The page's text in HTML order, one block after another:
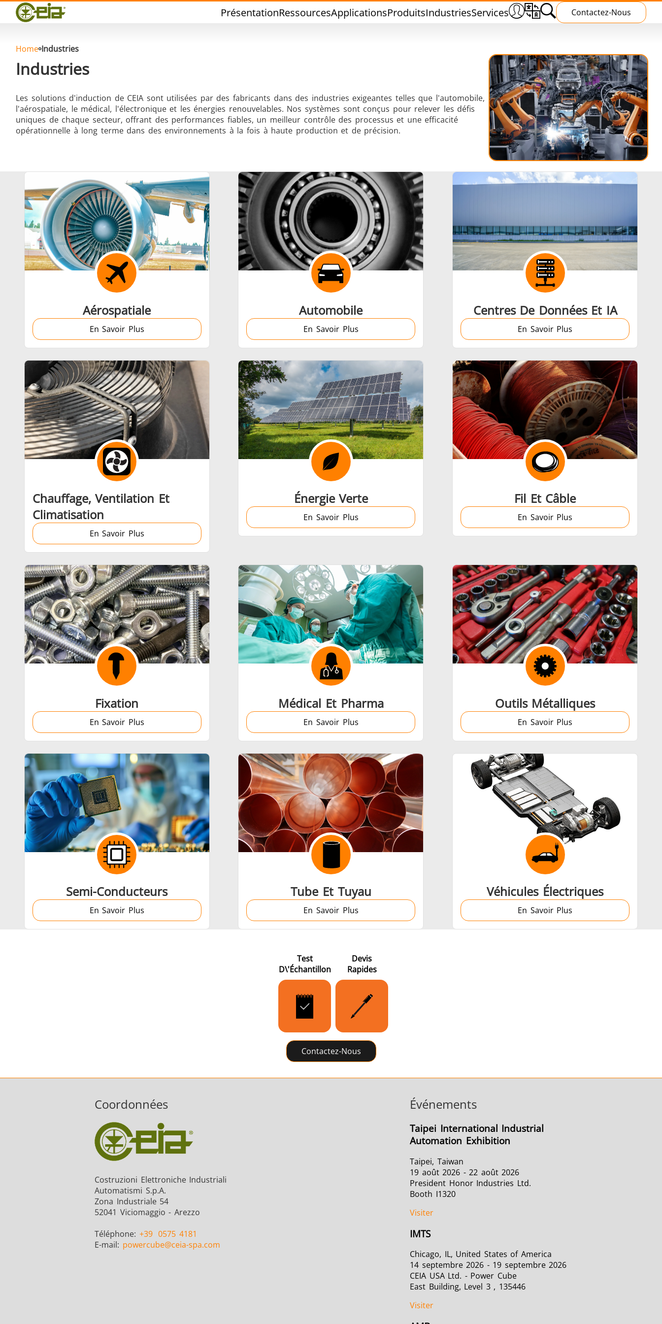
PrésentationRessourcesApplicationsProduitsIndustriesServices Contactez-Nous
Qualité
Événements
FAQ
Brasage Argent Brasage Etain Brasage Outils Traitement Thermique
Brasage Aluminium Thermoscellage Formage à chaud
Frettage
Générateur et Contrôleur Générateurs Centrales de Contrôle Accessoires
Série SH Têtes de chauffe Bobines à Induction
Aérospatiale
Chauffage, Ventilation et
Énergie verte Fil et câble Fixation Médical et pharma
Outils métalliques Semi-conducteurs Tube et tuyau Véhicules électriques
Home Industries
Industries
Les solutions d'induction de CEIA sont utilisées par des fabricants dans des industries exigeantes telles que l'automobile,
l'aérospatiale, le médical, l'électronique et les énergies renouvelables. Nos systèmes sont conçus pour relever les défis
uniques de chaque secteur, offrant des performances fiables, un meilleur contrôle des processus et une efficacité
opérationnelle à long terme dans des environnements à la fois à haute production et de précision.
Aérospatiale
En Savoir Plus
Automobile
En Savoir Plus
Centres De Données Et IA
En Savoir Plus
Chauffage, Ventilation Et
Climatisation
En Savoir Plus
Énergie Verte
En Savoir Plus
Fil Et Câble
En Savoir Plus
Fixation
En Savoir Plus
Médical Et Pharma
En Savoir Plus
Outils Métalliques
En Savoir Plus
Semi-Conducteurs
En Savoir Plus
Tube Et Tuyau
En Savoir Plus
Véhicules Électriques
En Savoir Plus
Test
D\'échantillon
Devis
Rapides
Contactez-Nous
Coordonnées
Costruzioni Elettroniche Industriali
Automatismi S.p.A.
Zona Industriale 54
52041 Viciomaggio - Arezzo
Téléphone: +39 0575 4181
E-mail: powercube@ceia-spa.com
Événements
Taipei International Industrial
Automation Exhibition
Taipei, Taiwan
19 août 2026 - 22 août 2026
President Honor Industries Ltd.
Booth I1320
Visiter
IMTS
Chicago, IL, United States of America
14 septembre 2026 - 19 septembre 2026
CEIA USA Ltd. - Power Cube
East Building, Level 3 , 135446
Visiter